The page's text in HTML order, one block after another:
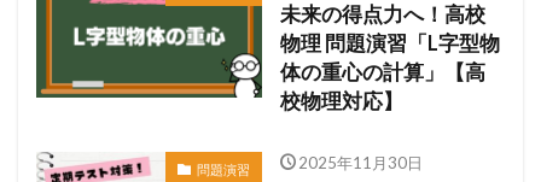
未来の得点力へ！高校
物理 問題演習「L字型物
体の重心の計算」【高
校物理対応】
問題演習 2025年11月30日